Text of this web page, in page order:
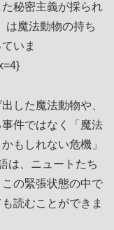
秘密主義が採られ
は魔法動物の持ち
いま
した魔法動物や、
件ではなく「魔法
もしれない危機」
は、ニュートたち
の緊張状態の中で
読むことができま